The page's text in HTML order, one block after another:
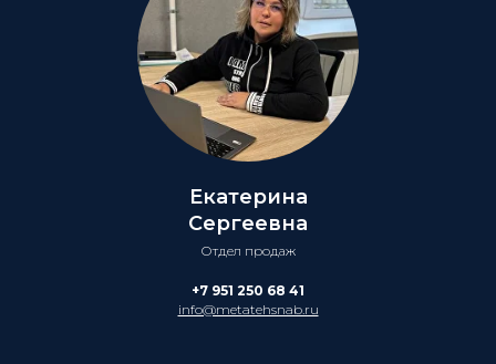
Екатерина
Сергеевна
Отдел продаж
+7 951 250 68 41
info@metatehsnab.ru